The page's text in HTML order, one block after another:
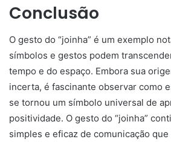
Conclusão
O gesto do “joinha” é um exemplo
símbolos e gestos podem
tempo e do espaço. Embora sua
incerta, é fascinante observar como
se tornou um símbolo universal de
positividade. O gesto do “joinha”
simples e eficaz de comunicação que